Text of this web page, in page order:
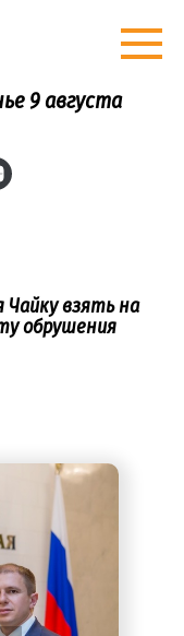
9 августа
взять на
обрушения